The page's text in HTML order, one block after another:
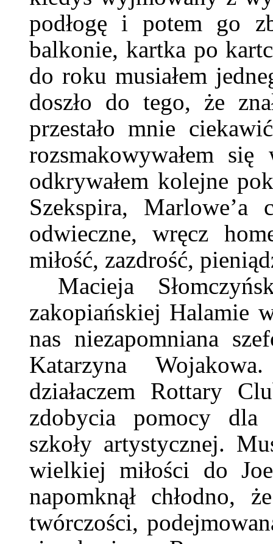
podłogę i potem go
balkonie, kartka po
do roku musiałem
doszło do tego, że
przestało mnie
rozsmakowywałem
odkrywałem kolejne
Szekspira,
odwieczne, wręcz
miłość, zazdrość,
Macieja
zakopiańskiej Halamie
nas niezapomniana
Katarzyna
działaczem Rottary
zdobycia pomocy dla
szkoły artystycznej.
wielkiej miłości do
napomknął
twórczości,